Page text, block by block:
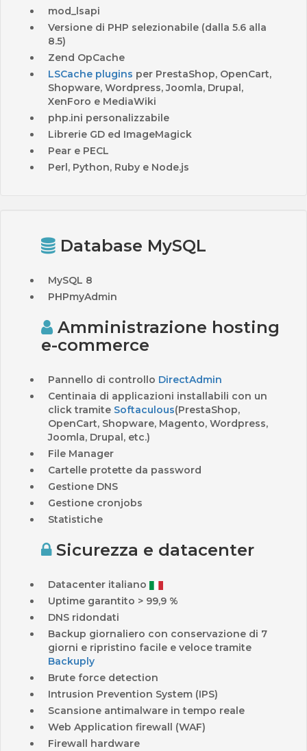
mod_lsapi
Versione di PHP selezionabile (dalla 5.6 alla
8.5)
Zend OpCache
LSCache plugins per PrestaShop, OpenCart,
Shopware, Wordpress, Joomla, Drupal,
XenForo e MediaWiki
php.ini personalizzabile
Librerie GD ed ImageMagick
Pear e PECL
Perl, Python, Ruby e Node.js
Database MySQL
MySQL 8
PHPmyAdmin
Amministrazione hosting
e-commerce
Pannello di controllo DirectAdmin
Centinaia di applicazioni installabili con un
click tramite Softaculous(PrestaShop,
OpenCart, Shopware, Magento, Wordpress,
Joomla, Drupal, etc.)
File Manager
Cartelle protette da password
Gestione DNS
Gestione cronjobs
Statistiche
Sicurezza e datacenter
Datacenter italiano
Uptime garantito > 99,9 %
DNS ridondati
Backup giornaliero con conservazione di 7
giorni e ripristino facile e velocetramite
Backuply
Brute force detection
Intrusion Prevention System (IPS)
Scansione antimalware in tempo reale
Web Application firewall (WAF)
Firewall hardware